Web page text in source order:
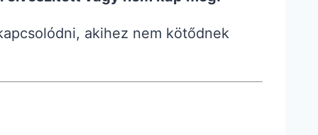
akihez nem kötődnek